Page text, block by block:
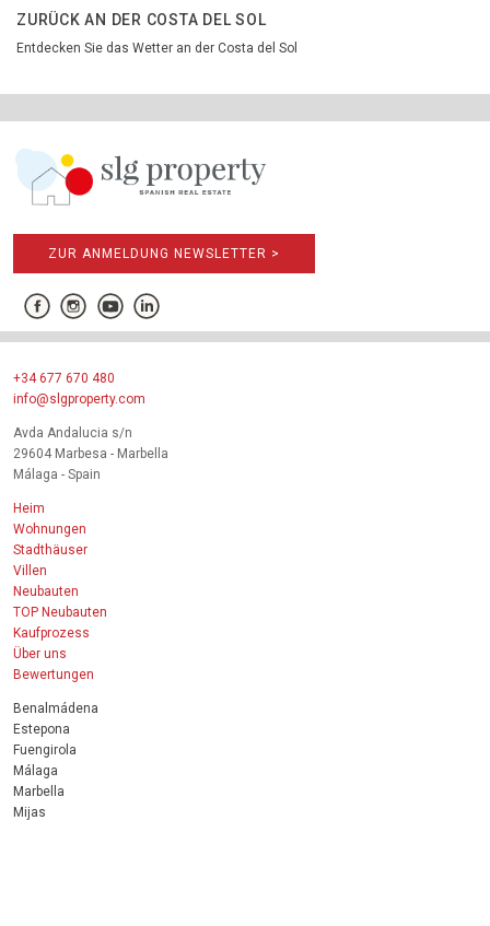
ZURÜCK AN DER COSTA DEL SOL
Entdecken Sie das Wetter an der Costa del Sol
ZUR ANMELDUNG NEWSLETTER >
+34 677 670 480
info@slgproperty.com
Avda Andalucia s/n
29604 Marbesa - Marbella
Málaga - Spain
Heim
Wohnungen
Stadthäuser
Villen
Neubauten
TOP Neubauten
Kaufprozess
Über uns
Bewertungen
Benalmádena
Estepona
Fuengirola
Málaga
Marbella
Mijas